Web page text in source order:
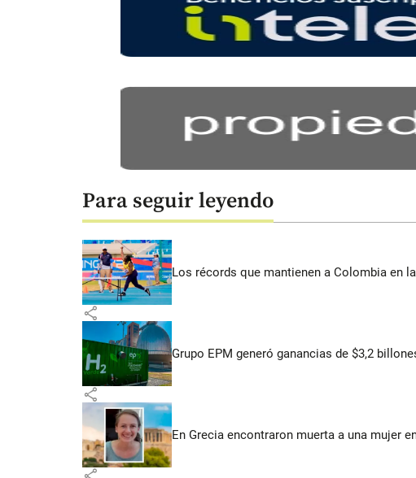
Para seguir leyendo
Los récords que mantienen a Colombia en
share
Grupo EPM generó ganancias de $3,2
share
En Grecia encontraron muerta a una mujer